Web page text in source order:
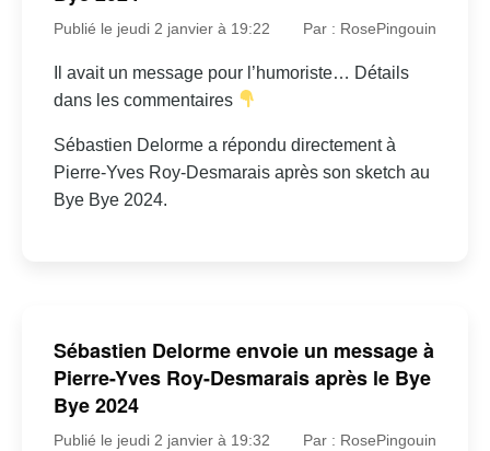
Publié le jeudi 2 janvier à 19:22 Par : RosePingouin
Il avait un message pour l’humoriste… Détails
dans les commentaires
Sébastien Delorme a répondu directement à
Pierre-Yves Roy-Desmarais après son sketch au
Bye Bye 2024.
Sébastien Delorme envoie un message à
Pierre-Yves Roy-Desmarais après le Bye
Bye 2024
Publié le jeudi 2 janvier à 19:32 Par : RosePingouin